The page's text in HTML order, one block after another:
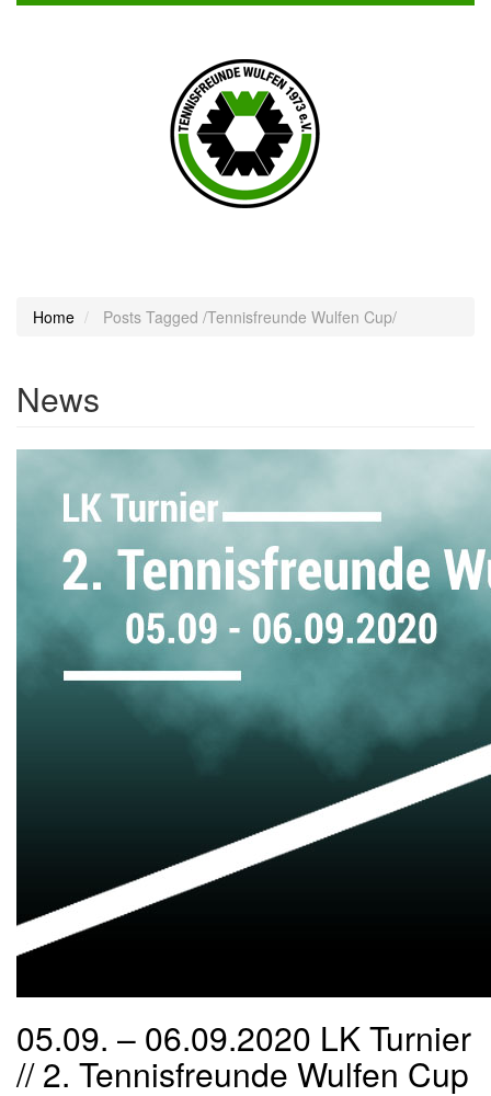
Home Posts Tagged /Tennisfreunde Wulfen Cup/
News
05.09. – 06.09.2020 LK Turnier
// 2. Tennisfreunde Wulfen Cup